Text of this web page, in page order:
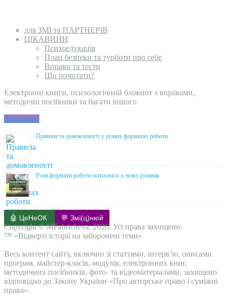
для ЗМІ та ПАРТНЕРІВ
ЦІКАВИНИ
Психоедукація
План безпеки та турботи про себе
Вправи та тести
Що почитати?
Електронні книги, психологічний блокнот з вправами,
методичні посібники та багато іншого
У магазин
Правила та домовленості у різних форматах роботи
Різні формати роботи психолога: у чому різниця
🤖 ЦеНеОК 💬 Змі(ц)нюй
Copyright © MFabricheva, 2026. Усі права захищено.
™ «Відверті історії на заборонені теми»
Весь контент сайту, включно зі статтями, інтерв’ю, описами
програм, майстер-класів, модулів, електронних книг,
методичних посібників, фото- та відеоматеріалами, захищено
відповідно до Закону України «Про авторське право і суміжні
права».